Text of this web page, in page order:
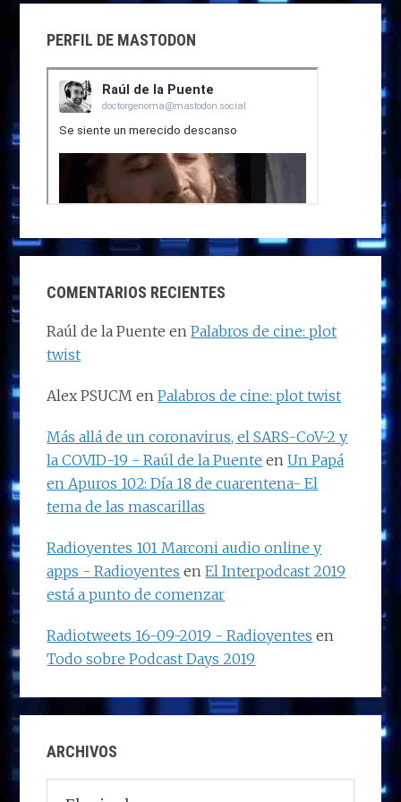
PERFIL DE MASTODON
COMENTARIOS RECIENTES
Raúl de la Puente enPalabros de cine: plot
twist
Alex PSUCM enPalabros de cine: plot twist
Más allá de un coronavirus, el SARS-CoV-2 y
la COVID-19 - Raúl de la Puente enUn Papá
en Apuros 102: Día 18 de cuarentena- El
tema de las mascarillas
Radioyentes 101 Marconi audio online y
apps - Radioyentes enEl Interpodcast 2019
está a punto de comenzar
Radiotweets 16-09-2019 - Radioyentes en
Todo sobre Podcast Days 2019
ARCHIVOS